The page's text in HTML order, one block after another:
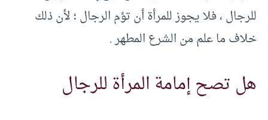
للرجال ، فلا يجوز للمرأة أن تؤم الرجال ؛ لأن ذلك
خلاف ما علم من الشرع المطهر .
هل تصح إمامة المرأة للرجال